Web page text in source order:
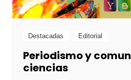
Destacadas Editorial
Periodismo y
ciencias